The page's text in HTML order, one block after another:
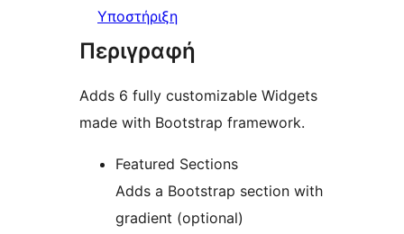
Υποστήριξη
Περιγραφή
Adds 6 fully customizable Widgets
made with Bootstrap framework.
Featured Sections
Adds a Bootstrap section with
gradient (optional)